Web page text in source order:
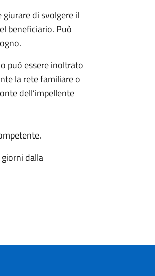
di svolgere il
beneficiario. Può
può essere inoltrato
la rete familiare o
dell’impellente
dalla